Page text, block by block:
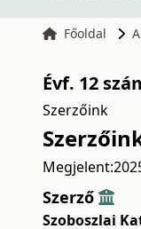
Főoldal
Évf. 12
Szerzőink
Megjelent:
Szerző
Szoboszlai